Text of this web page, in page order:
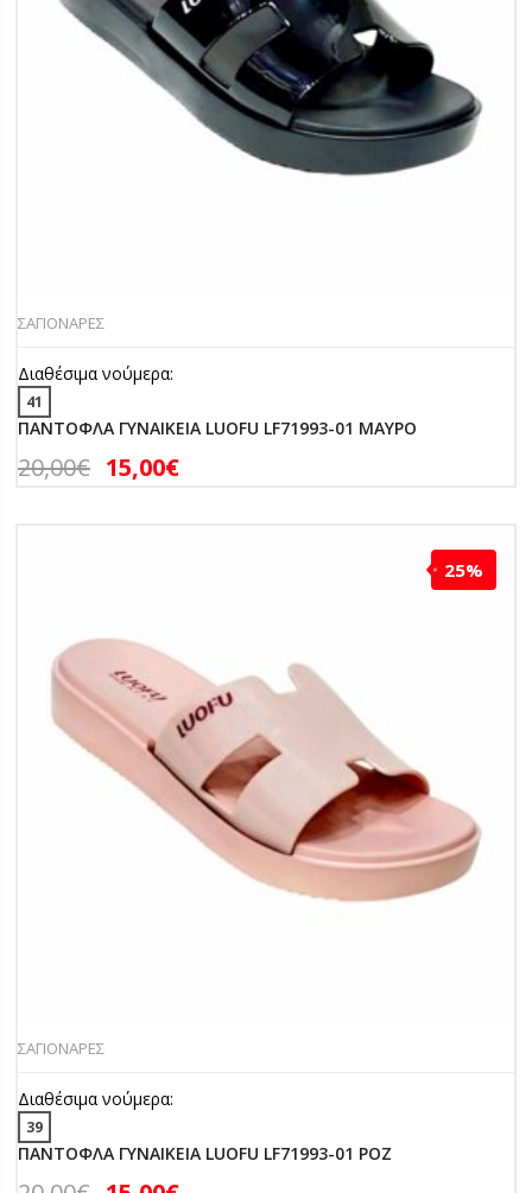
ΣΑΓΙΟΝΑΡΕΣ
Διαθέσιμα νούμερα:
41
ΠΑΝΤΟΦΛΑ ΓΥΝΑΙΚΕΙΑ LUOFU LF71993-01 ΜΑΥΡΟ
20,00€ 15,00€
25%
ΣΑΓΙΟΝΑΡΕΣ
Διαθέσιμα νούμερα:
39
ΠΑΝΤΟΦΛΑ ΓΥΝΑΙΚΕΙΑ LUOFU LF71993-01 ΡΟΖ